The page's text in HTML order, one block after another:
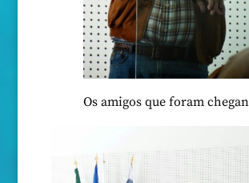
Os amigos que foram